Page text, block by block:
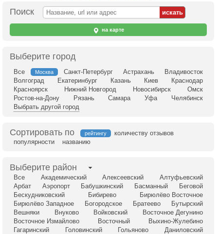
Поиск
на карте
Выберите город
Все Москва Санкт-Петербург Астрахань
Владивосток
Волгоград
Екатеринбург Казань Киев
Краснодар
Красноярск
Нижний Новгород Новосибирск
Омск
Ростов-на-Дону
Рязань Самара Уфа
Челябинск
Выбрать другой город
Сортировать по рейтингу
количеству отзывов
популярности
названию
Выберите район
Все Академический Алексеевский
Алтуфьевский
Арбат
Аэропорт Бабушкинский Басманный
Беговой
Бескудниковский
Бибирево
Бирюлёво Восточное
Бирюлёво Западное
Богородское Братеево
Бутырский
Вешняки
Внуково Войковский
Восточное Дегунино
Восточное Измайлово
Восточный
Выхино-Жулебино
Гагаринский
Головинский Гольяново
Даниловский